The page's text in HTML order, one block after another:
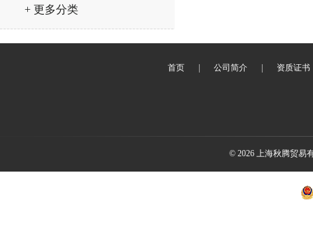
+ 更多分类
首页 公司简介 资质证书
© 2026 上海秋腾贸易